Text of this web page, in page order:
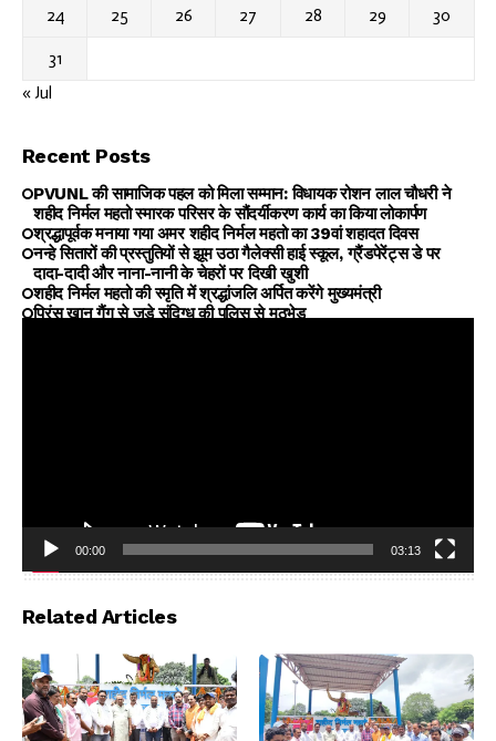
24 25 26 27 28 29 30
31
« Jul
Recent Posts
PVUNL की सामाजिक पहल को मिला सम्मान: विधायक रोशन लाल चौधरी ने
शहीद निर्मल महतो स्मारक परिसर के सौंदर्यीकरण कार्य का किया लोकार्पण
श्रद्धापूर्वक मनाया गया अमर शहीद निर्मल महतो का 39वां शहादत दिवस
नन्हे सितारों की प्रस्तुतियों से झूम उठा गैलेक्सी हाई स्कूल, ग्रैंडपेरेंट्स डे पर
दादा-दादी और नाना-नानी के चेहरों पर दिखी खुशी
शहीद निर्मल महतो की स्मृति में श्रद्धांजलि अर्पित करेंगे मुख्यमंत्री
प्रिंस खान गैंग से जुड़े संदिग्ध की पुलिस से मुठभेड़
Player
00:00 03:13
Related Articles